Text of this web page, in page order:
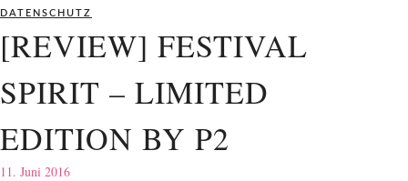
DATENSCHUTZ
[REVIEW] FESTIVAL
SPIRIT – LIMITED
EDITION BY P2
11. Juni 2016